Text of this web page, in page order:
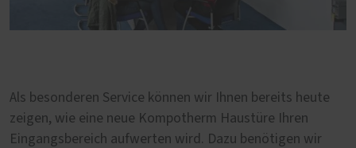
Als besonderen Service können wir Ihnen bereits heute
zeigen, wie eine neue Kompotherm Haustüre Ihren
Eingangsbereich aufwerten wird. Dazu benötigen wir